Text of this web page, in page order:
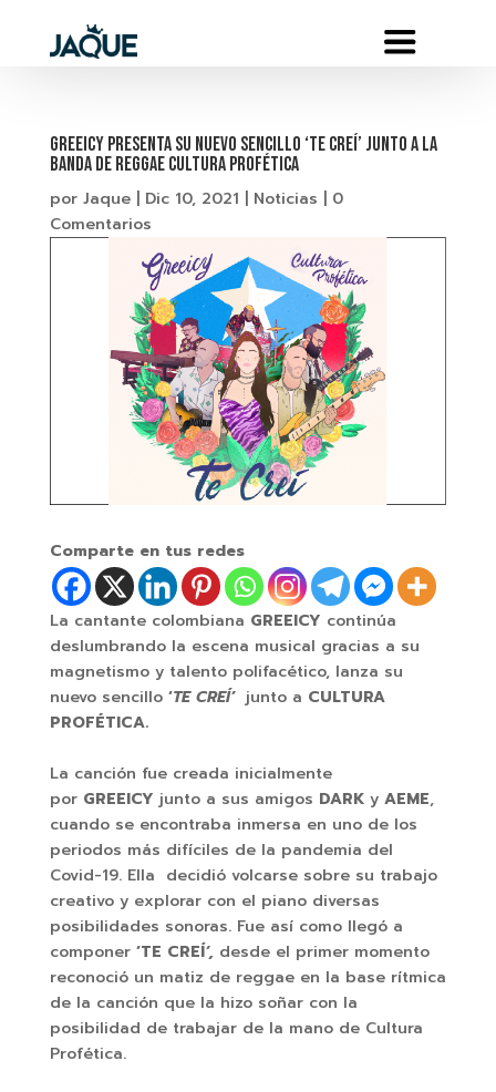
GREEICY PRESENTA SU NUEVO SENCILLO ‘TE CREÍ’ JUNTO A LA
BANDA DE REGGAE CULTURA PROFÉTICA
por Jaque| Dic 10, 2021 Noticias
0
Comentarios
Comparte en tus redes
La cantante colombiana GREEICY continúa
deslumbrando la escena musical gracias a su
magnetismo y talento polifacético, lanza su
nuevo sencillo ‘TE CREÍ’junto a CULTURA
PROFÉTICA.
La canción fue creada inicialmente
por GREEICY junto a sus amigos DARKy AEME,
cuando se encontraba inmersa en uno de los
periodos más difíciles de la pandemia del
Covid-19. Ella decidió volcarse sobre su trabajo
creativo y explorar con el piano diversas
posibilidades sonoras. Fue así como llegó a
componer ‘TE CREÍ‘, desde el primer momento
reconoció un matiz de reggae en la base rítmica
de la canción que la hizo soñar con la
posibilidad de trabajar de la mano de Cultura
Profética.